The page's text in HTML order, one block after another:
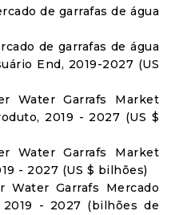
de garrafas de água
de garrafas de água
End, 2019-2027 (US
Water Garrafs Market
2019 - 2027 (US $
Water Garrafs Market
- 2027 (US $ bilhões)
Water Garrafs Mercado
- 2027 (bilhões de